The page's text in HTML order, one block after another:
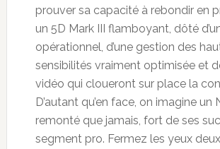
prouver sa capacité à rebondir en
un 5D Mark III flamboyant, dôté
opérationnel, d’une gestion des
sensibilités vraiment optimisée et
vidéo qui cloueront sur place la
D’autant qu’en face, on imagine un
remonté que jamais, fort de ses
segment pro. Fermez les yeux